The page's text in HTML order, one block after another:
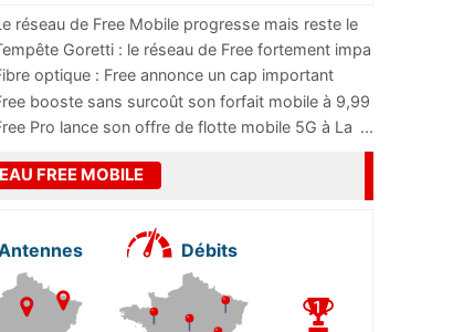
réseau de Free Mobile progresse mais reste le
...
Goretti : le réseau de Free fortement impa
optique : Free annonce un cap important
...
booste sans surcoût son forfait mobile à 9,99
Pro lance son offre de flotte mobile 5G à La ...
FREE MOBILE
Débits